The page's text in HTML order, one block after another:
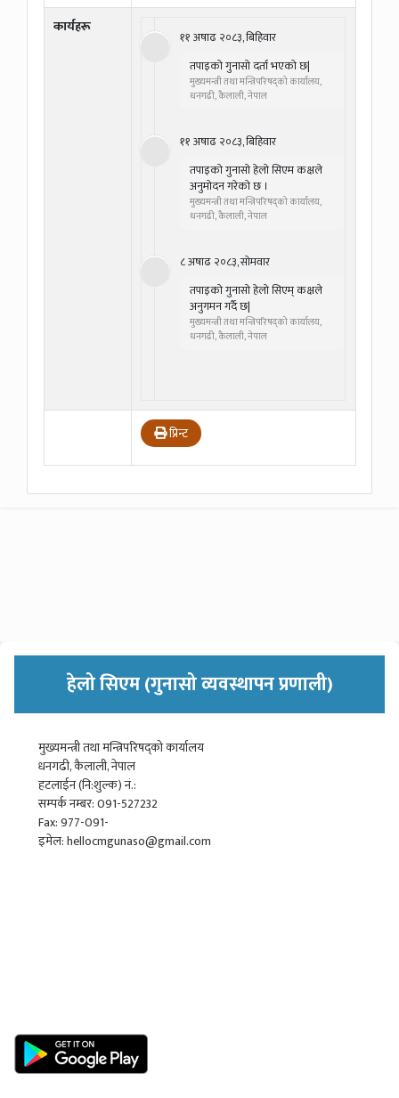
कार्यहरू
११ अषाढ २०८३, बिहिवार
तपाइको गुनासो दर्ता भएको छ|
मुख्यमन्त्री तथा मन्त्रिपरिषद्को कार्यालय,
धनगढी, कैलाली, नेपाल
११ अषाढ २०८३, बिहिवार
तपाइको गुनासो हेलो सिएम कक्षले
अनुमोदन गरेको छ ।
मुख्यमन्त्री तथा मन्त्रिपरिषद्को कार्यालय,
धनगढी, कैलाली, नेपाल
८ अषाढ २०८३, सोमवार
तपाइको गुनासो हेलो सिएम् कक्षले
अनुगमन गर्दै छ|
मुख्यमन्त्री तथा मन्त्रिपरिषद्को कार्यालय,
धनगढी, कैलाली, नेपाल
प्रिन्ट
हेलो सिएम (गुनासो व्यवस्थापन प्रणाली)
मुख्यमन्त्री तथा मन्त्रिपरिषद्को कार्यालय
धनगढी, कैलाली, नेपाल
हटलाईन (नि:शुल्क) नं.:
सम्पर्क नम्बर: 091-527232
Fax: 977-091-
इमेल: hellocmgunaso@gmail.com